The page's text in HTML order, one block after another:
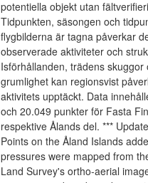
potentiella objekt utan
Tidpunkten, säsongen och
flygbilderna är tagna påverkar
observerade aktiviteter och
Isförhållanden, trädens skuggor
grumlighet kan regionsvist
aktivitets upptäckt. Data
och 20.049 punkter för Fasta
respektive Ålands del. ***
Points on the Åland Islands
pressures were mapped from
Land Survey's ortho-aerial